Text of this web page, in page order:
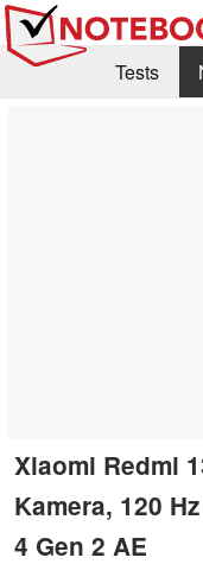
Tests
Xiaomi Redmi
Kamera, 120
4 Gen 2 AE